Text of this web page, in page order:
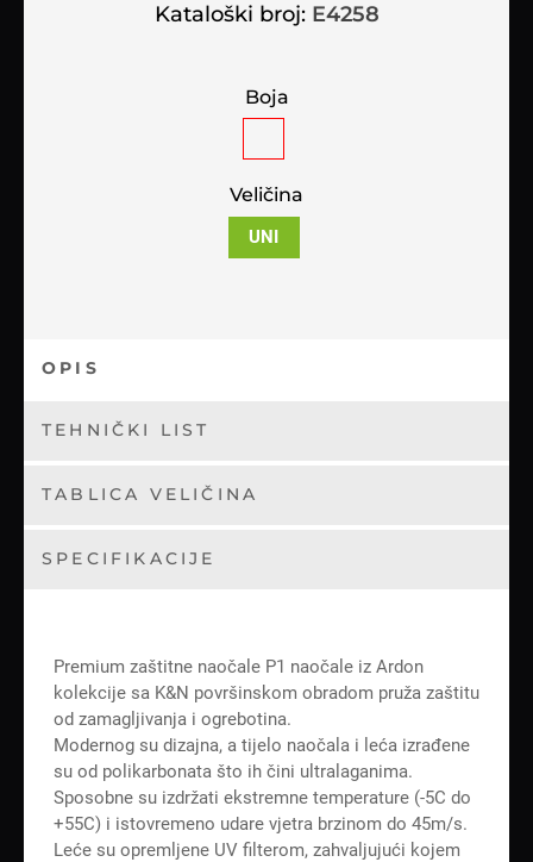
Kataloški broj: E4258
Boja
Veličina
UNI
OPIS
TEHNIČKI LIST
TABLICA VELIČINA
SPECIFIKACIJE
Premium zaštitne naočale P1 naočale iz Ardon
kolekcije sa K&N površinskom obradom pruža zaštitu
od zamagljivanja i ogrebotina.
Modernog su dizajna, a tijelo naočala i leća izrađene
su od polikarbonata što ih čini ultralaganima.
Sposobne su izdržati ekstremne temperature (-5C do
+55C) i istovremeno udare vjetra brzinom do 45m/s.
Leće su opremljene UV filterom, zahvaljujući kojem